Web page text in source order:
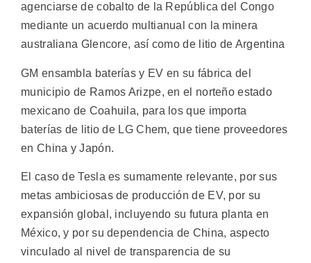
agenciarse de cobalto de la República del Congo
mediante un acuerdo multianual con la minera
australiana Glencore, así como de litio de Argentina
GM ensambla baterías y EV en su fábrica del
municipio de Ramos Arizpe, en el norteño estado
mexicano de Coahuila, para los que importa
baterías de litio de LG Chem, que tiene proveedores
en China y Japón.
El caso de Tesla es sumamente relevante, por sus
metas ambiciosas de producción de EV, por su
expansión global, incluyendo su futura planta en
México, y por su dependencia de China, aspecto
vinculado al nivel de transparencia de su